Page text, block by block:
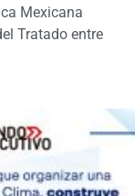
Mexicana
Tratado entre